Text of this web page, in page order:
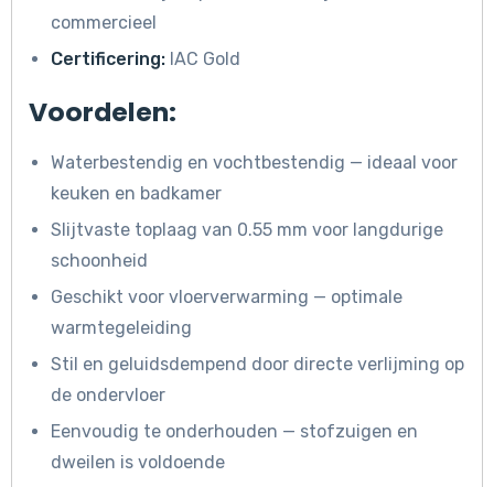
commercieel
Certificering: IAC Gold
Voordelen:
Waterbestendig en vochtbestendig — ideaal voor
keuken en badkamer
Slijtvaste toplaag van 0.55 mm voor langdurige
schoonheid
Geschikt voor vloerverwarming — optimale
warmtegeleiding
Stil en geluidsdempend door directe verlijming op
de ondervloer
Eenvoudig te onderhouden — stofzuigen en
dweilen is voldoende